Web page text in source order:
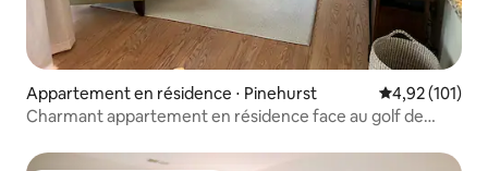
Appartement en résidence ⋅ Pinehurst Évaluation
4,92 (101)
Charmant appartement en résidence face au golf de